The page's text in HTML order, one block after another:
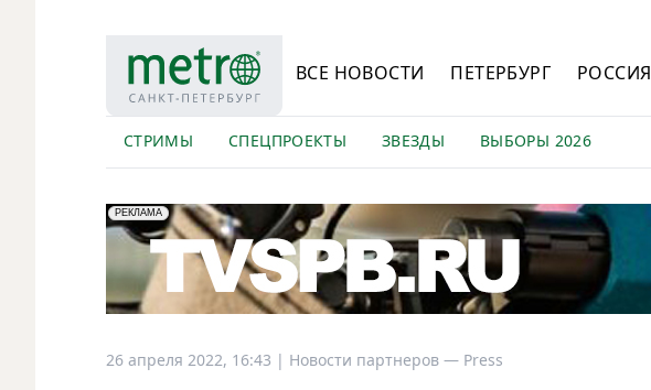
ВСЕ НОВОСТИ ПЕТЕРБУРГ РОССИЯ
СТРИМЫ СПЕЦПРОЕКТЫ ЗВЕЗДЫ ВЫБОРЫ 2026
erid: LdtCK5Efv
РЕКЛАМА
АО "ГАТР", ИНН: 7841320717
26 апреля 2022, 16:43 | Новости партнеров — Press